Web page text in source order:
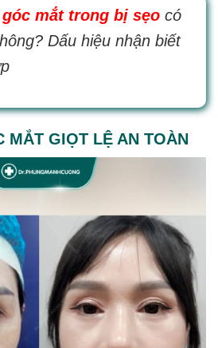
mắt trong bị sẹo có
Dấu hiệu nhận biết
MẮT GIỌT LỆ AN TOÀN